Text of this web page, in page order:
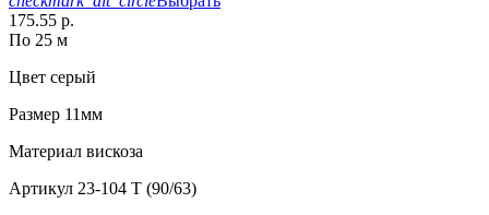
175.55 р.
По 25 м
Цвет серый
Размер 11мм
Материал вискоза
Артикул 23-104 T (90/63)